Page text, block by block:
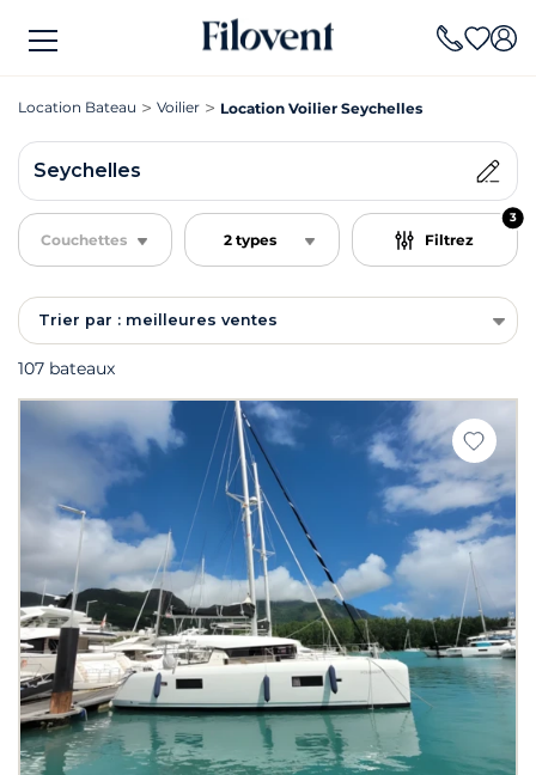
Location Bateau Voilier Location Voilier Seychelles
Seychelles
Couchettes 2 types Filtrez
3
Trier par : meilleures ventes
107 bateaux